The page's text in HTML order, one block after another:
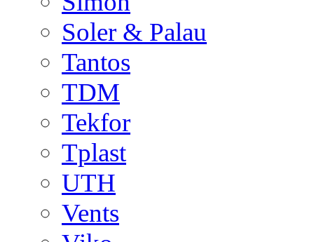
Soler & Palau
Tantos
TDM
Tekfor
Tplast
UTH
Vents